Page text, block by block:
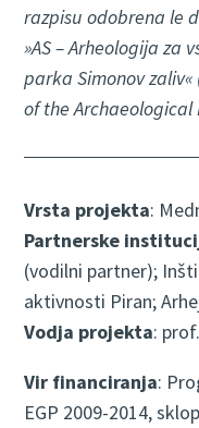
razpisu odobrena le
»AS – Arheologija za
parka Simonov zaliv«
of the Archaeological
Vrsta projekta:
Partnerske
(vodilni partner);
aktivnosti Piran;
Vodja projekta:
Vir financiranja:
EGP 2009-2014,